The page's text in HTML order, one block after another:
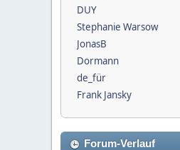
DUY
Stephanie Warsow
JonasB
Dormann
de_für
Frank Jansky
Forum-Verlauf